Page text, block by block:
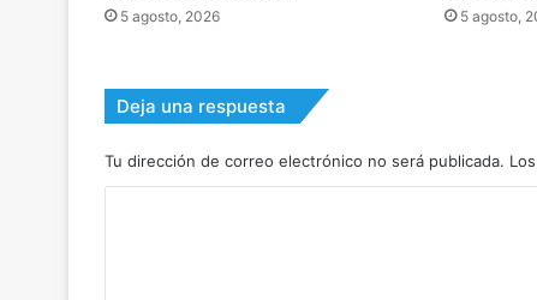
5 agosto, 2026 5 agosto,
Deja una respuesta
Tu dirección de correo electrónico no será publicada.